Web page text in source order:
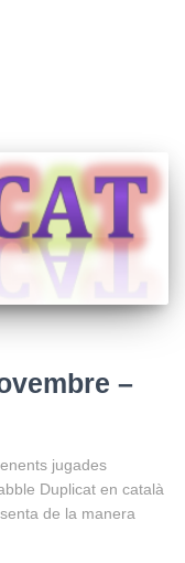
–
jugades
Duplicat en català
de la manera